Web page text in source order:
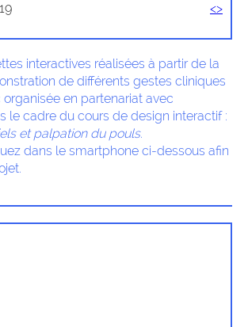
<>
interactives réalisées à partir de la
de différents gestes cliniques
en partenariat avec
le cadre du cours de design interactif :
et palpation du pouls.
dans le smartphone ci-dessous afin